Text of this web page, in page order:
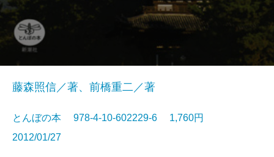
藤森照信／著、前橋重二／著
とんぼの本 978-4-10-602229-6 1,760円
2012/01/27